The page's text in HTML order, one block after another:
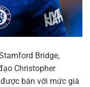
Bridge,
Christopher
bán với mức giá